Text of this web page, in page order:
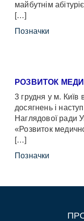
майбутнім
[…]
Позначки
РОЗВИТОК
3 грудня у м. Київ
досягнень і
Наглядової ради
«Розвиток
[…]
Позначки